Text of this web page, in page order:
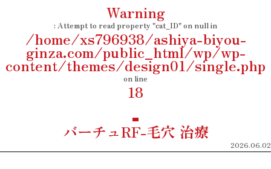
Warning
: Attempt to read property "cat_ID" on null in
/home/xs796938/ashiya-biyou-
ginza.com/public_html/wp/wp-
content/themes/design01/single.php
on line
18
バーチュRF-毛穴 治療
2026.06.02